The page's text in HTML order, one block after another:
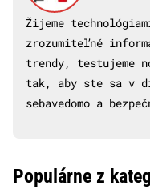
Žijeme
zrozumiteľné
trendy, testujeme
tak, aby ste sa v
sebavedomo a
Populárne z